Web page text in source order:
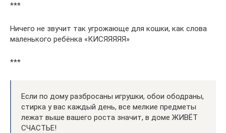
***
Ничего не звучит так угрожающе для кошки, как слова
маленького ребёнка «КИСЯЯЯЯЯ»
***
Если по дому разбросаны игрушки, обои ободраны,
стирка у вас каждый день, все мелкие предметы
лежат выше вашего роста значит, в доме ЖИВЁТ
СЧАСТЬЕ!